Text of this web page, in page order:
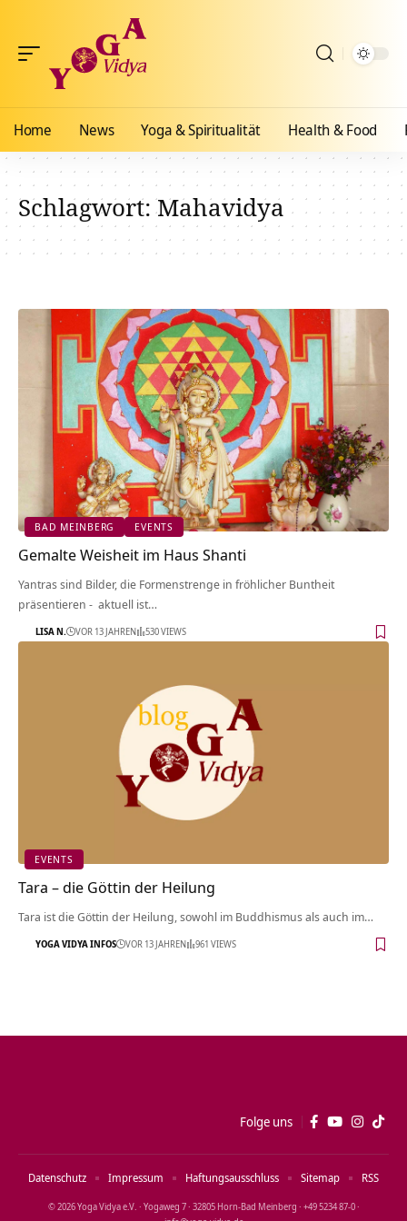
Home News Yoga & Spiritualität Health & Food
Schlagwort:Mahavidya
BAD MEINBERG EVENTS
Gemalte Weisheit im Haus Shanti
Yantras sind Bilder, die Formenstrenge in fröhlicher Buntheit
präsentieren - aktuell ist…
LISA N. VOR 13 JAHREN 530 VIEWS
EVENTS
Tara – die Göttin der Heilung
Tara ist die Göttin der Heilung, sowohl im Buddhismus als auch im…
YOGA VIDYA INFOS VOR 13 JAHREN 961 VIEWS
Folge uns
© 2026 Yoga Vidya e.V. · Yogaweg 7 · 32805 Horn‑Bad Meinberg · +49 5234 87‑0 ·
Datenschutz Impressum Haftungsausschluss Sitemap RSS